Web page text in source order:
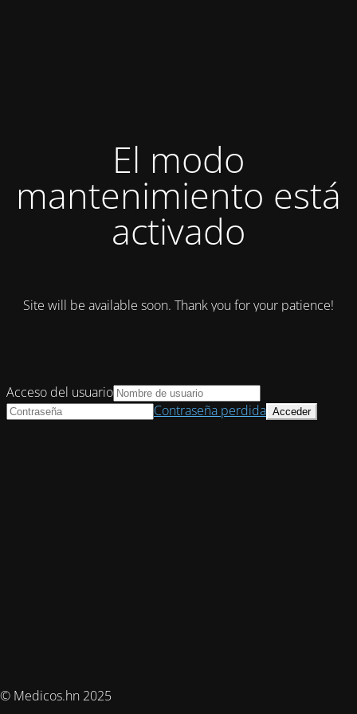
El modo
mantenimiento está
activado
Site will be available soon. Thank you for your patience!
© Medicos.hn 2025
Acceso del usuario
Contraseña perdida